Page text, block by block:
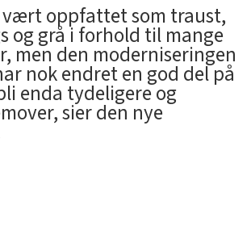
vært oppfattet som traust,
og grå i forhold til mange
men den moderniseringen
nok endret en god del på
enda tydeligere og
sier den nye